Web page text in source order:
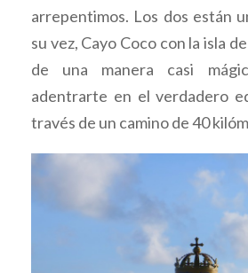
arrepentimos. Los dos están
su vez, Cayo Coco con la isla
de una manera casi
adentrarte en el verdadero
través de un camino de 40